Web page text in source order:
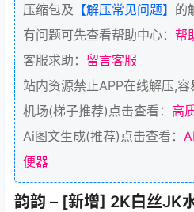
压缩包及 【解压常见问题】 的
有问题可先查看帮助中心： 帮
客服求助： 留言客服
站内资源禁止APP在线解压,
机场(梯子推荐)点击查看： 高
Ai图文生成(推荐)点击查看：
便器
韵韵 – [新增] 2K白丝JK